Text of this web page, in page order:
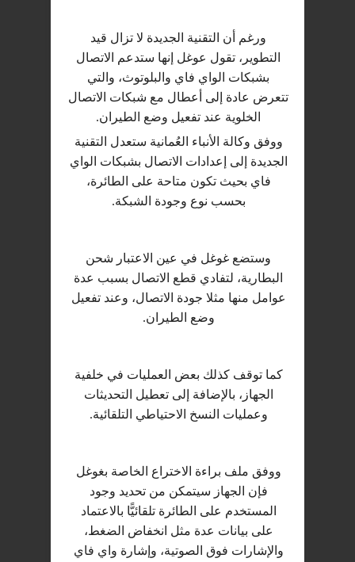
ورغم أن التقنية الجديدة لا تزال قيد
التطوير، تقول عوغل إنها ستدعم الاتصال
بشبكات الواي فاي والبلوتوث، والتي
تتعرض عادة إلى أعطال مع شبكات الاتصال
الخلوية عند تفعيل وضع الطيران.
ووفق وكالة الأنباء العُمانية ستعدل التقنية
الجديدة إلى إعدادات الاتصال بشبكات الواي
فاي بحيث تكون متاحة على الطائرة،
بحسب نوع وجودة الشبكة.
وستضع غوغل في عين الاعتبار شحن
البطارية، لتفادي قطع الاتصال بسبب عدة
عوامل منها مثلا جودة الاتصال، وعند تفعيل
وضع الطيران.
كما توقف كذلك بعض العمليات في خلفية
الجهاز، بالإضافة إلى تعطيل التحديثات
وعمليات النسخ الاحتياطي التلقائية.
ووفق ملف براءة الاختراع الخاصة بغوغل
فإن الجهاز سيتمكن من تحديد وجود
المستخدم على الطائرة تلقائيًّا بالاعتماد
على بيانات عدة مثل انخفاض الضغط،
والإشارات فوق الصوتية، وإشارة واي فاي